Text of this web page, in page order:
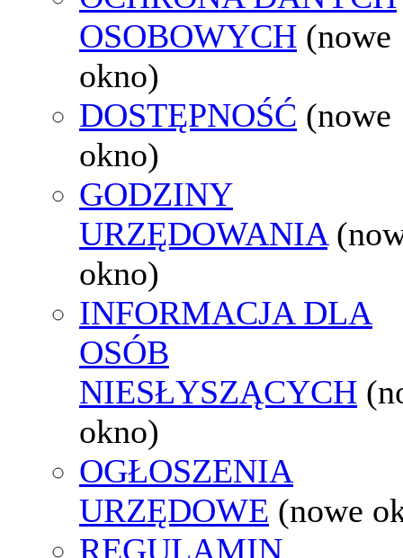
OSOBOWYCH (nowe
okno)
DOSTĘPNOŚĆ (nowe
okno)
GODZINY
URZĘDOWANIA
okno)
INFORMACJA DLA
OSÓB
NIESŁYSZĄCYCH
okno)
OGŁOSZENIA
URZĘDOWE (nowe
REGULAMIN